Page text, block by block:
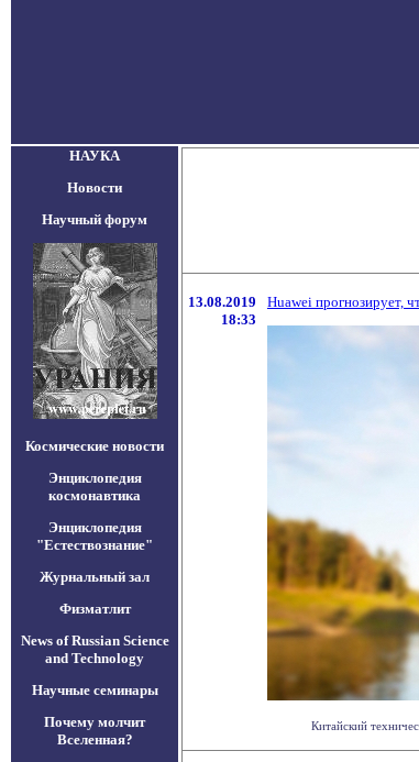
НАУКА
Новости
Научный форум
Космические новости
Энциклопедия
космонавтика
Энциклопедия
"Естествознание"
Журнальный зал
Физматлит
News of Russian Science
and Technology
Научные семинары
Почему молчит
Вселенная?
13.08.2019
18:33
Huawei прогнозирует,
Китайский